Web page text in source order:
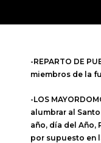
-REPARTO DE
miembros de la
-LOS
alumbrar al
año, día del Año,
por supuesto en